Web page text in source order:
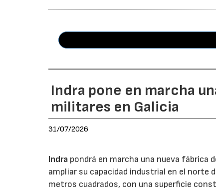
Indra pone en marcha
militares en Galicia
31/07/2026
Indra pondrá en marcha una nueva fábrica
ampliar su capacidad industrial en el norte
metros cuadrados, con una superficie